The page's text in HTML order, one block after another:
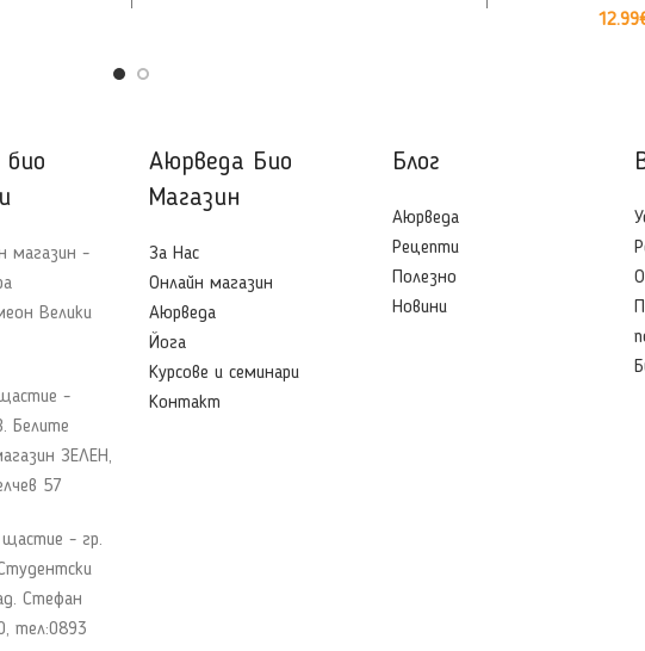
12.99
магазин -
Велики
-
Белите
ЗЕЛЕН,
57
- гр.
Стефан
тел:0893
Аюрведа Био
Магазин
За Нас
Онлайн магазин
Аюрведа
Йога
Курсове и семинари
Контакт
Блог
Aюрведа
Рецепти
Полезно
Новини